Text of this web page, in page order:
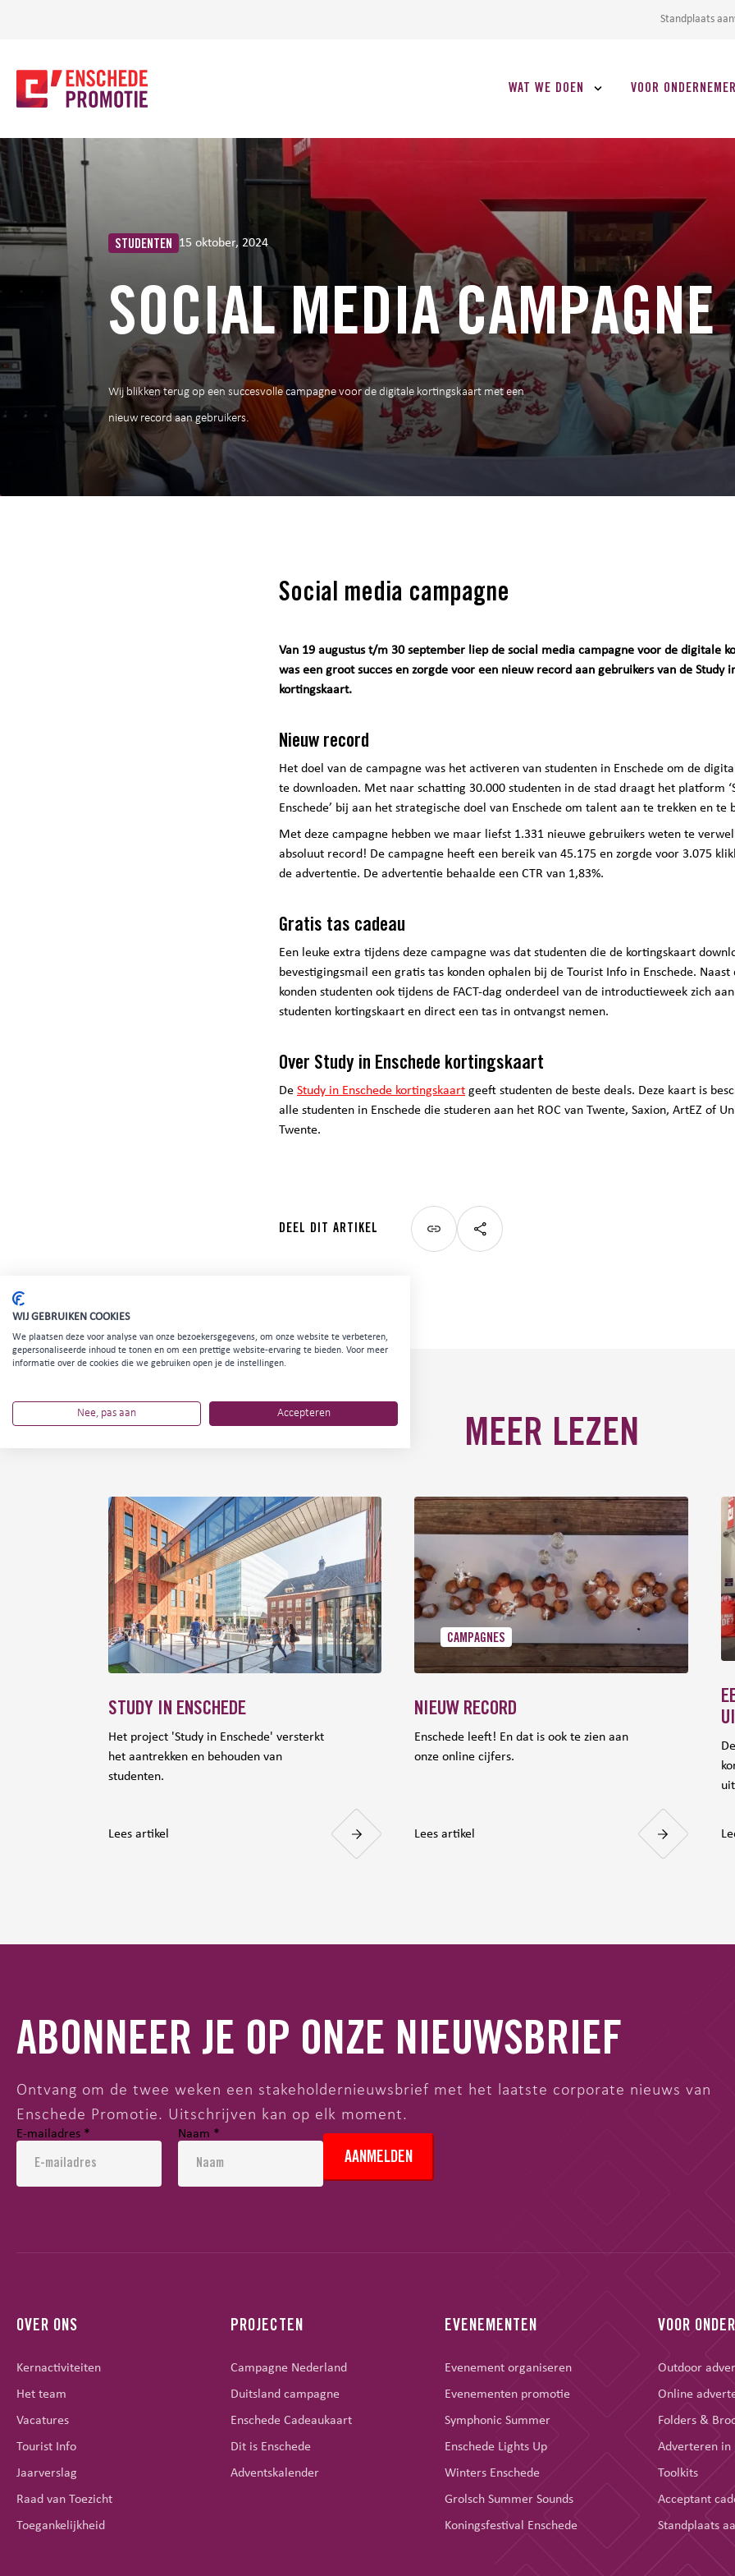
Standplaats
WAT WE DOEN VOOR
STUDENTEN 15 oktober, 2024
SOCIAL MEDIA CAMPAGNE
Wij blikken terug op een succesvolle campagne voor de digitale kortingskaart met een
nieuw record aan gebruikers.
Social media campagne
Van 19 augustus t/m 30 september liep de social media campagne voor de digitale
was een groot succes en zorgde voor een nieuw record aan gebruikers van de Study
kortingskaart.
Nieuw record
Het doel van de campagne was het activeren van studenten in Enschede om de
te downloaden. Met naar schatting 30.000 studenten in de stad draagt het platform
Enschede’ bij aan het strategische doel van Enschede om talent aan te trekken en te
Met deze campagne hebben we maar liefst 1.331 nieuwe gebruikers weten te
absoluut record! De campagne heeft een bereik van 45.175 en zorgde voor 3.075
de advertentie. De advertentie behaalde een CTR van 1,83%.
Gratis tas cadeau
Een leuke extra tijdens deze campagne was dat studenten die de kortingskaart
bevestigingsmail een gratis tas konden ophalen bij de Tourist Info in Enschede. Naast
konden studenten ook tijdens de FACT-dag onderdeel van de introductieweek zich
studenten kortingskaart en direct een tas in ontvangst nemen.
Over Study in Enschede kortingskaart
De Study in Enschede kortingskaart geeft studenten de beste deals. Deze kaart is
alle studenten in Enschede die studeren aan het ROC van Twente, Saxion, ArtEZ of
Twente.
DEEL DIT ARTIKEL
MEER LEZEN
STUDY IN ENSCHEDE
Het project 'Study in Enschede' versterkt
het aantrekken en behouden van
studenten.
Lees artikel
CAMPAGNES
NIEUW RECORD
Enschede leeft! En dat is ook te zien aan
onze online cijfers.
Lees artikel
ABONNEER JE OP ONZE NIEUWSBRIEF
Ontvang om de twee weken een stakeholdernieuwsbrief met het laatste corporate nieuws van
Enschede Promotie. Uitschrijven kan op elk moment.
E-mailadres * Naam *
AANMELDEN
OVER ONS
Kernactiviteiten
Het team
Vacatures
Tourist Info
Jaarverslag
Raad van Toezicht
Toegankelijkheid
PROJECTEN
Campagne Nederland
Duitsland campagne
Enschede Cadeaukaart
Dit is Enschede
Adventskalender
EVENEMENTEN
Evenement organiseren
Evenementen promotie
Symphonic Summer
Enschede Lights Up
Winters Enschede
Grolsch Summer Sounds
Koningsfestival Enschede
VOOR
Outdoor
Online
Folders &
Adverteren in
Toolkits
Acceptant
Standplaats
WIJ GEBRUIKEN COOKIES
We plaatsen deze voor analyse van onze bezoekersgegevens, om onze website te verbeteren,
gepersonaliseerde inhoud te tonen en om een prettige website-ervaring te bieden. Voor meer
informatie over de cookies die we gebruiken open je de instellingen.
Nee, pas aan Accepteren